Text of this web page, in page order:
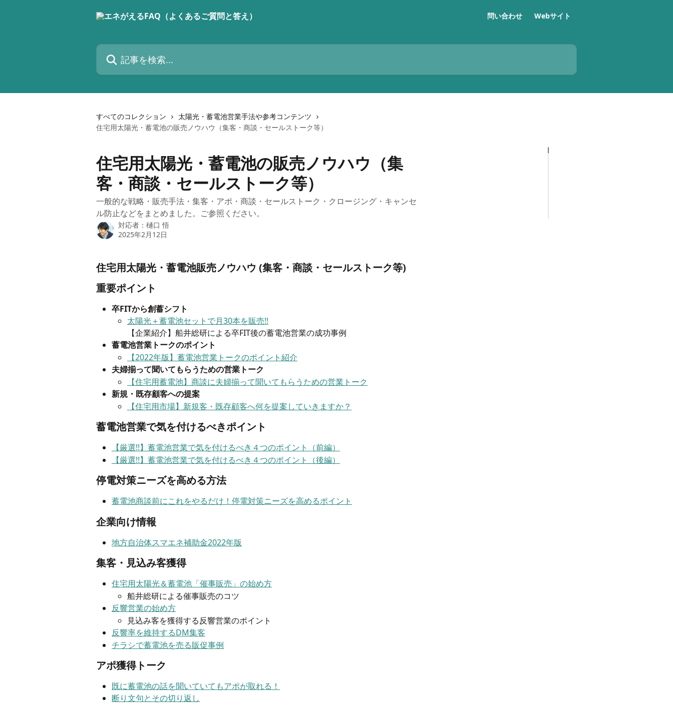
問い合わせ Webサイト
記事を検索...
すべてのコレクション
太陽光・蓄電池営業手法や参考コンテンツ
住宅用太陽光・蓄電池の販売ノウハウ（集客・商談・セールストーク等）
住宅用太陽光・蓄電池の販売ノウハウ（集
客・商談・セールストーク等）
一般的な戦略・販売手法・集客・アポ・商談・セールストーク・クロージング・キャンセ
ル防止などをまとめました。ご参照ください。
対応者： 樋口 悟
2025年2月12日
住宅用太陽光・蓄電池販売ノウハウ (集客・商談・セールストーク等)
重要ポイント
卒FITから創蓄シフト
太陽光＋蓄電池セットで月30本を販売!!
【企業紹介】船井総研による卒FIT後の蓄電池営業の成功事例
蓄電池営業トークのポイント
【2022年版】蓄電池営業トークのポイント紹介
夫婦揃って聞いてもらうための営業トーク
【住宅用蓄電池】商談に夫婦揃って聞いてもらうための営業トーク
新規・既存顧客への提案
【住宅用市場】新規客・既存顧客へ何を提案していきますか？
蓄電池営業で気を付けるべきポイント
【厳選!!】蓄電池営業で気を付けるべき４つのポイント（前編）
【厳選!!】蓄電池営業で気を付けるべき４つのポイント（後編）
停電対策ニーズを高める方法
蓄電池商談前にこれをやるだけ！停電対策ニーズを高めるポイント
企業向け情報
地方自治体スマエネ補助金2022年版
集客・見込み客獲得
住宅用太陽光＆蓄電池「催事販売」の始め方
船井総研による催事販売のコツ
反響営業の始め方
見込み客を獲得する反響営業のポイント
反響率を維持するDM集客
チラシで蓄電池を売る販促事例
アポ獲得トーク
既に蓄電池の話を聞いていてもアポが取れる！
断り文句とその切り返し